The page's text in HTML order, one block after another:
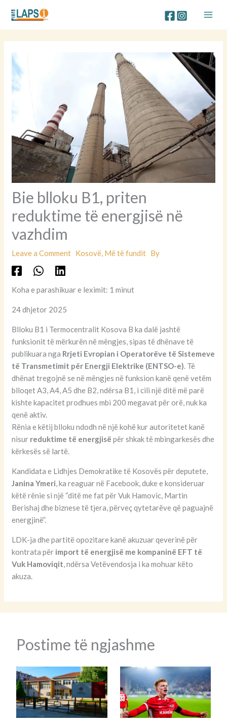
content
Bie blloku B1, priten
reduktime të energjisë në
vazhdim
Leave a Comment Kosovë, Më të fundit By
Koha e parashikuar e leximit: 1 minut
24 dhjetor 2025
Blloku B1 i Termocentralit Kosova B ka dalë jashtë
funksionit të mërkurën në mëngjes, sipas të dhënave të
publikuara nga Rrjeti Evropian i Operatorëve të Sistemeve
të Transmetimit për Energji Elektrike (ENTSO-e). Të
dhënat tregojnë se në mëngjes në funksion kanë qenë vetëm
blloqet A3, A4, A5 dhe B2, ndërsa B1, i cili një ditë më parë
kishte kapacitet prodhues mbi 200 megavat për orë, nuk ka
qenë aktiv.
Rënia e këtij blloku ndodh në një kohë kur autoritetet kanë
nisur reduktime të energjisë për shkak të mbingarkesës dhe
kërkesës së lartë.
Kandidata e Lidhjes Demokratike të Kosovës për deputete,
Janina Ymeri, ka reaguar në Facebook, duke e konsideruar
këtë rënie si një “ditë me fat për Vuk Hamovic, Martin
Berishaj dhe biznese të tjera, përveç qytetarëve që paguajnë
energjinë”.
LDK-ja dhe partitë opozitare kanë akuzuar qeverinë për
kontrata për import të energjisë me kompaninë EFT të
Vuk Hamoviqit, ndërsa Vetëvendosja i ka mohuar këto
akuza.
Postime të ngjashme